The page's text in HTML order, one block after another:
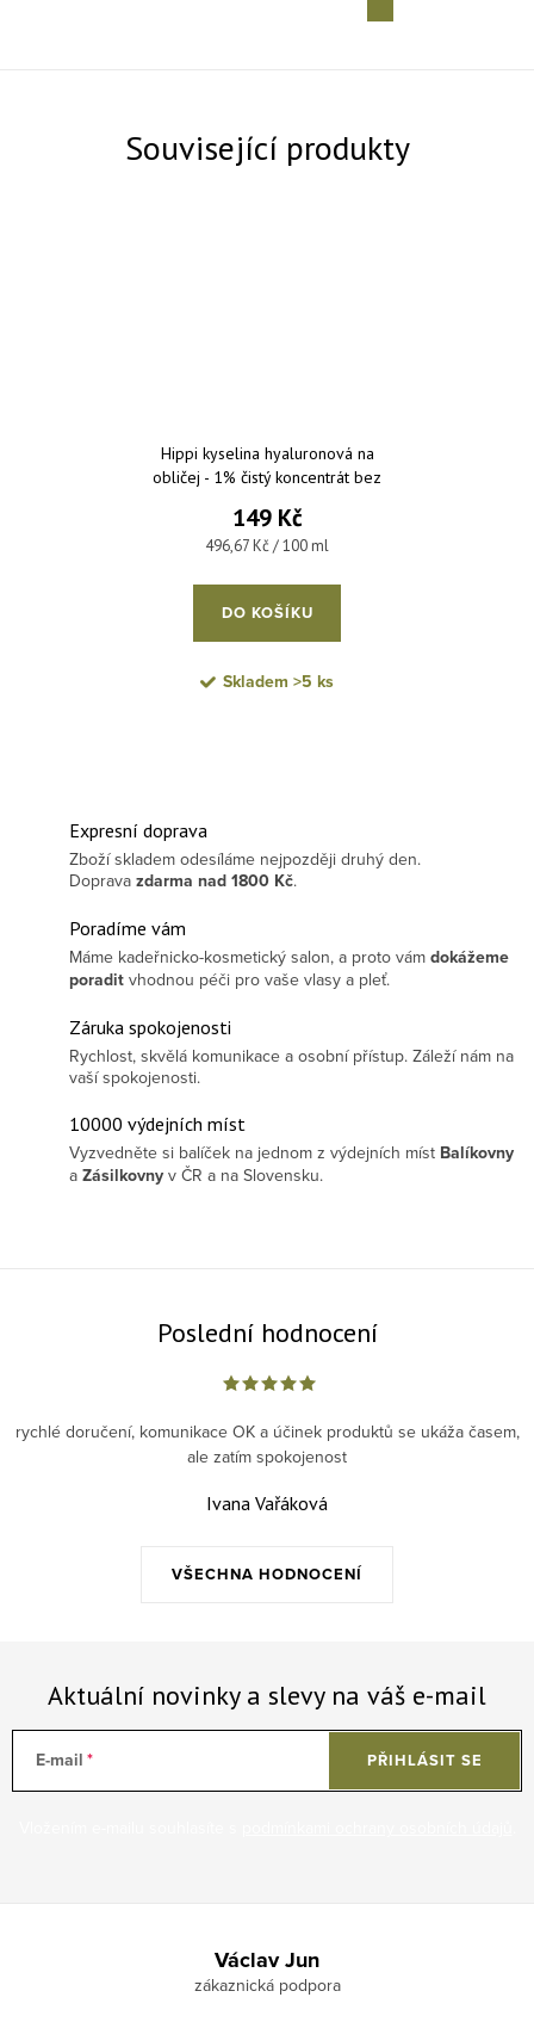
Související produkty
Hippi kyselina hyaluronová na
obličej - 1% čistý koncentrát bez
149 Kč
Měrná cena:
496,67 Kč / 100 ml
DO KOŠÍKU
Skladem >5 ks
Expresní doprava
Zboží skladem odesíláme nejpozději druhý den.
Doprava zdarma nad 1800 Kč.
Poradíme vám
Máme kadeřnicko-kosmetický salon, a proto vám dokážeme
poradit vhodnou péči pro vaše vlasy a pleť.
Záruka spokojenosti
Rychlost, skvělá komunikace a osobní přístup. Záleží nám na
vaší spokojenosti.
10000 výdejních míst
Vyzvedněte si balíček na jednom z výdejních míst Balíkovny
a Zásilkovny v ČR a na Slovensku.
Poslední hodnocení
VŠECHNA HODNOCENÍ
rychlé doručení, komunikace OK a účinek produktů se ukáža časem,
ale zatím spokojenost
Ivana Vařáková
Aktuální novinky a slevy na váš e-mail
E-mail PŘIHLÁSIT SE
Václav Jun